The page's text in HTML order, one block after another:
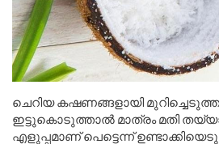
ചെറിയ കഷണങ്ങളായി
ഇട്ടുകൊടുത്താൽ മാത്രം മതി
എളുപ്പമാണ് പെട്ടെന്ന്